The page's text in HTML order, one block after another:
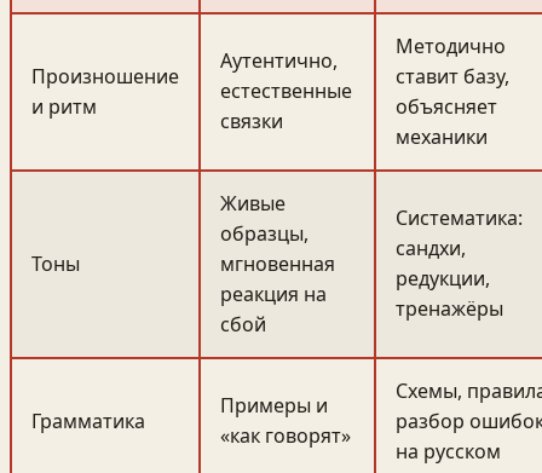
Произношение
и ритм
Аутентично,
естественные
связки
Методично
ставит базу,
объясняет
механики
Тоны
Живые
образцы,
мгновенная
реакция на
сбой
Систематика:
сандхи,
редукции,
тренажёры
Грамматика
Примеры и
«как говорят»
Схемы,
разбор
на русском